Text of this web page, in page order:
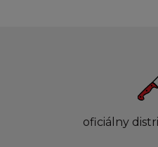
oficiálny